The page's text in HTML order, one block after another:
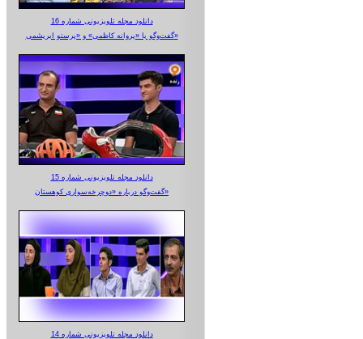
دانلود مجله تلویزیونی شماره 16
گفت‌وگو با «پروانه کاظمی» و «پرستو‌ ابریشمی»
دانلود مجله تلویزیونی شماره 15
گفت‌وگو درباره «دوچرخه‌سواری کوهستان»
دانلود مجله تلویزیونی شماره 14